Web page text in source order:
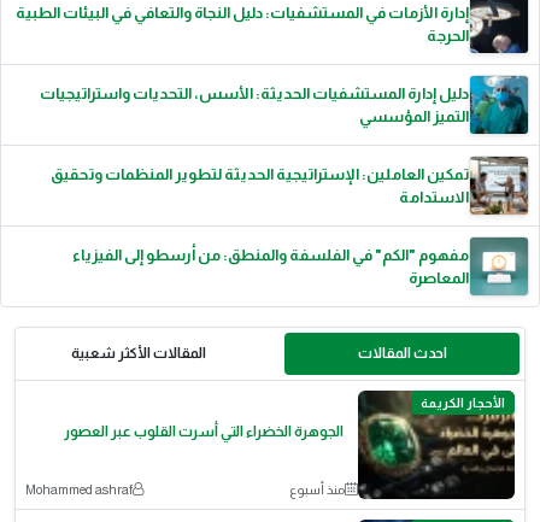
إدارة الأزمات في المستشفيات: دليل النجاة والتعافي في البيئات الطبية
الحرجة
دليل إدارة المستشفيات الحديثة: الأسس، التحديات واستراتيجيات
التميز المؤسسي
تمكين العاملين: الإستراتيجية الحديثة لتطوير المنظمات وتحقيق
الاستدامة
مفهوم "الكم" في الفلسفة والمنطق: من أرسطو إلى الفيزياء
المعاصرة
احدث المقالات المقالات الأكثر شعبية
الأحجار الكريمة
الجوهرة الخضراء التي أسرت القلوب عبر العصور
منذ أسبوع Mohammed ashraf